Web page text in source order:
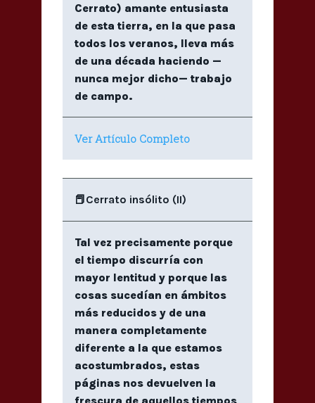
Cerrato) amante entusiasta
de esta tierra, en la que pasa
todos los veranos, lleva más
de una década haciendo —
nunca mejor dicho— trabajo
de campo.
Ver Artículo Completo
📕Cerrato insólito (II)
Tal vez precisamente porque
el tiempo discurría con
mayor lentitud y porque las
cosas sucedían en ámbitos
más reducidos y de una
manera completamente
diferente a la que estamos
acostumbrados, estas
páginas nos devuelven la